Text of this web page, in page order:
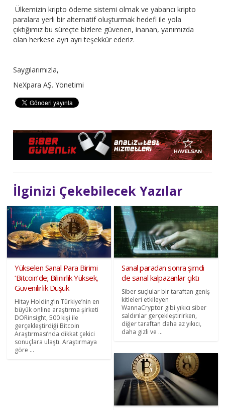
Ülkemizin kripto ödeme sistemi olmak ve yabancı kripto
paralara yerli bir alternatif oluşturmak hedefi ile yola
çıktığımız bu süreçte bizlere güvenen, inanan, yanımızda
olan herkese ayrı ayrı teşekkür ederiz.
Saygılarımızla,
NeXpara AŞ. Yönetimi
İlginizi Çekebilecek Yazılar
Yükselen Sanal Para Birimi
‘Bitcoin’de; Bilinirlik Yüksek,
Güvenilirlik Düşük
Hitay Holding’in Türkiye’nin en
büyük online araştırma şirketi
DORinsight, 500 kişi ile
gerçekleştirdiği Bitcoin
Araştırması’nda dikkat çekici
sonuçlara ulaştı. Araştırmaya
göre ...
Sanal paradan sonra şimdi
de sanal kalpazanlar çıktı
Siber suçlular bir taraftan geniş
kitleleri etkileyen
WannaCryptor gibi yıkıcı siber
saldırılar gerçekleştirirken,
diğer taraftan daha az yıkıcı,
daha gizli ve ...